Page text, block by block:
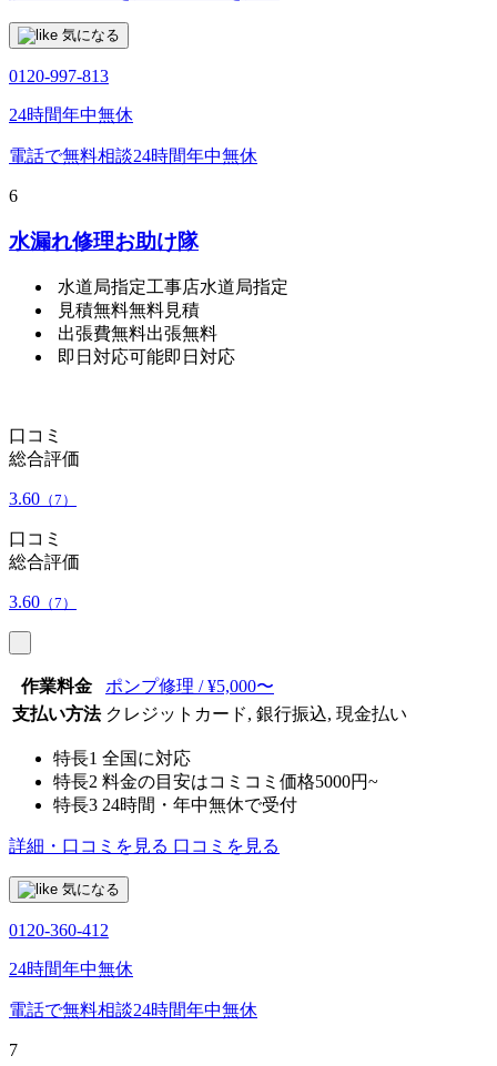
気になる
0120-997-813
24時間年中無休
電話で無料相談24時間年中無休
6
水漏れ修理お助け隊
水道局指定工事店水道局指定
見積無料無料見積
出張費無料出張無料
即日対応可能即日対応
口コミ
総合評価
3.60 （7）
口コミ
総合評価
3.60 （7）
作業料金
ポンプ修理 / ¥5,000〜
支払い方法 クレジットカード, 銀行振込, 現金払い
特長1 全国に対応
特長2 料金の目安はコミコミ価格5000円~
特長3 24時間・年中無休で受付
詳細・口コミを見る 口コミを見る
気になる
0120-360-412
24時間年中無休
電話で無料相談24時間年中無休
7